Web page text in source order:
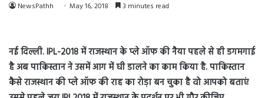
NewsPathh May 16, 2018 3 minutes read
नई दिल्ली. IPL-2018 में राजस्थान के प्ले ऑफ की नैया पहले से ही डगमगाई
है अब पाकिस्तान ने उसमें आग में घी डालने का काम किया है. पाकिस्तान
कैसे राजस्थान की प्ले ऑफ की राह का रोड़ा बन चुका है वो आपको बताएं